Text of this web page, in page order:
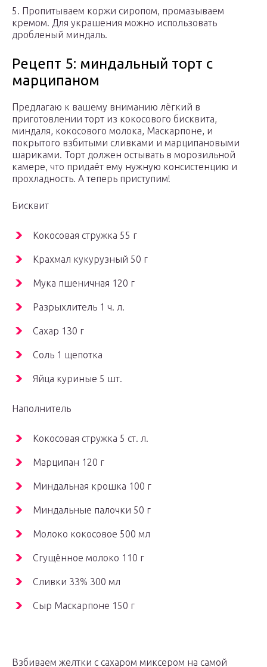
5. Пропитываем коржи сиропом, промазываем
кремом. Для украшения можно использовать
дробленый миндаль.
Рецепт 5: миндальный торт с
марципаном
Предлагаю к вашему вниманию лёгкий в
приготовлении торт из кокосового бисквита,
миндаля, кокосового молока, Маскарпоне, и
покрытого взбитыми сливками и марципановыми
шариками. Торт должен остывать в морозильной
камере, что придаёт ему нужную консистенцию и
прохладность. А теперь приступим!
Бисквит
Кокосовая стружка 55 г
Крахмал кукурузный 50 г
Мука пшеничная 120 г
Разрыхлитель 1 ч. л.
Сахар 130 г
Соль 1 щепотка
Яйца куриные 5 шт.
Наполнитель
Кокосовая стружка 5 ст. л.
Марципан 120 г
Миндальная крошка 100 г
Миндальные палочки 50 г
Молоко кокосовое 500 мл
Сгущённое молоко 110 г
Сливки 33% 300 мл
Сыр Маскарпоне 150 г
Взбиваем желтки с сахаром миксером на самой